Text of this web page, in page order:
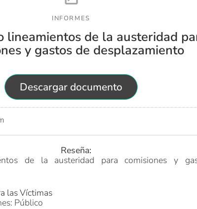
INFORMES
lineamientos de la austeridad
y gastos de desplazamiento
Descargar documento
Reseña:
de la austeridad para comisiones y
las Víctimas
Público